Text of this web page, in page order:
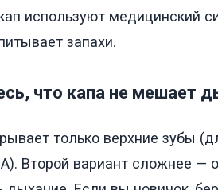
используют медицинский
запахи.
что капа не мешает
только верхние зубы
Второй вариант сложнее —